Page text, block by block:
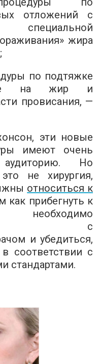
отложений с
специальной
жира
по подтяжке
на жир и
провисания, —
эти новые
имеют очень
Но
не хирургия,
относиться к
как прибегнуть к
с
и убедиться,
соответствии с
стандартами.